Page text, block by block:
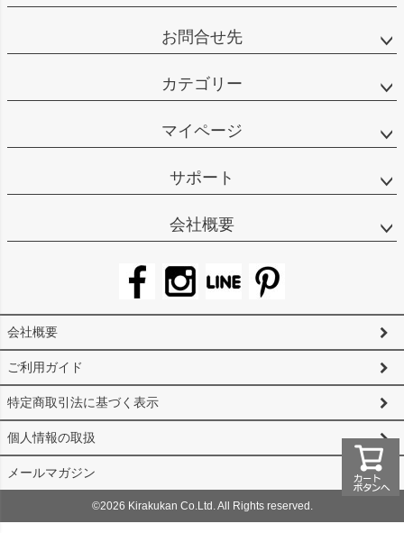
お問合せ先
カテゴリー
マイページ
サポート
会社概要
会社概要
ご利用ガイド
特定商取引法に基づく表示
個人情報の取扱
メールマガジン
©2026 Kirakukan Co.Ltd. All Rights reserved.